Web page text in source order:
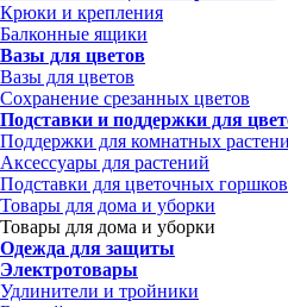
Крюки и крепления
Балконные ящики
Вазы для цветов
Вазы для цветов
Сохранение срезанных цветов
Подставки и поддержки для
Поддержки для комнатных
Аксессуары для растений
Подставки для цветочных горшков
Товары для дома и уборки
Товары для дома и уборки
Одежда для защиты
Электротовары
Удлинители и тройники